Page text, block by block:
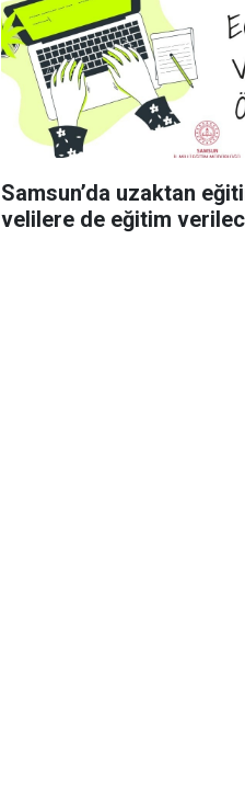
Samsun’da uzaktan
velilere de eğitim